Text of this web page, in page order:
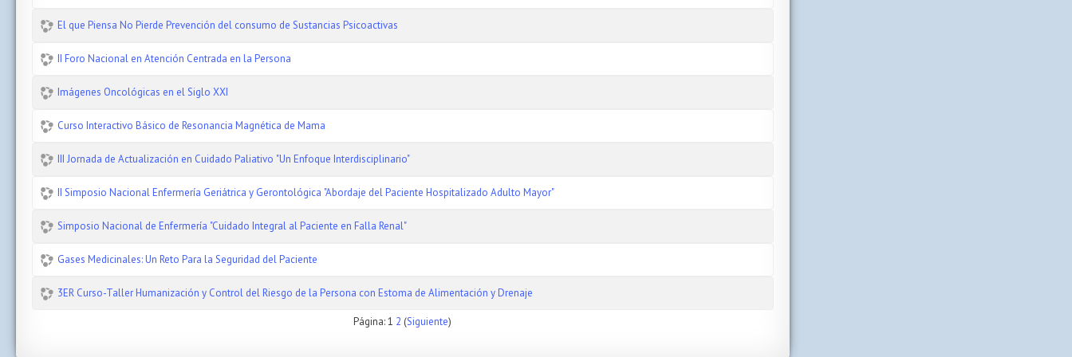
El que Piensa No Pierde Prevención del consumo de Sustancias Psicoactivas
II Foro Nacional en Atención Centrada en la Persona
Imágenes Oncológicas en el Siglo XXI
Curso Interactivo Básico de Resonancia Magnética de Mama
III Jornada de Actualización en Cuidado Paliativo "Un Enfoque Interdisciplinario"
II Simposio Nacional Enfermería Geriátrica y Gerontológica "Abordaje del Paciente Hospitalizado Adulto Mayor"
Simposio Nacional de Enfermería "Cuidado Integral al Paciente en Falla Renal"
Gases Medicinales: Un Reto Para la Seguridad del Paciente
3ER Curso-Taller Humanización y Control del Riesgo de la Persona con Estoma de Alimentación y Drenaje
Página:1 2 (Siguiente)